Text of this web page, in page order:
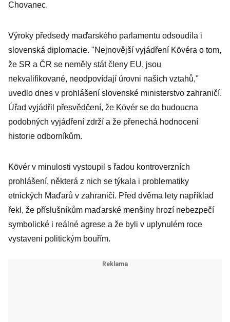
Chovanec.
Výroky předsedy maďarského parlamentu odsoudila i
slovenská diplomacie. "Nejnovější vyjádření Kövéra o tom,
že SR a ČR se neměly stát členy EU, jsou
nekvalifikované, neodpovídají úrovni našich vztahů,"
uvedlo dnes v prohlášení slovenské ministerstvo zahraničí.
Úřad vyjádřil přesvědčení, že Kövér se do budoucna
podobných vyjádření zdrží a že přenechá hodnocení
historie odborníkům.
Kövér v minulosti vystoupil s řadou kontroverzních
prohlášení, některá z nich se týkala i problematiky
etnických Maďarů v zahraničí. Před dvěma lety například
řekl, že příslušníkům maďarské menšiny hrozí nebezpečí
symbolické i reálné agrese a že byli v uplynulém roce
vystaveni politickým bouřím.